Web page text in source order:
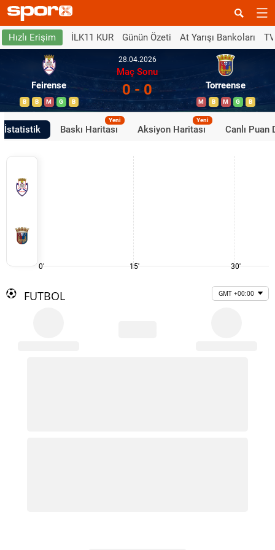
Hızlı Erişim İLK11 KUR Günün Özeti At Yarışı Bankoları
Feirense
B B M G B
28.04.2026
Maç Sonu
0 - 0 Torreense
M B M G B
İstatistik Baskı Haritası
Yeni
Aksiyon Haritası
Yeni
Canlı Puan
0' 15' 30'
FUTBOL GMT +00:00